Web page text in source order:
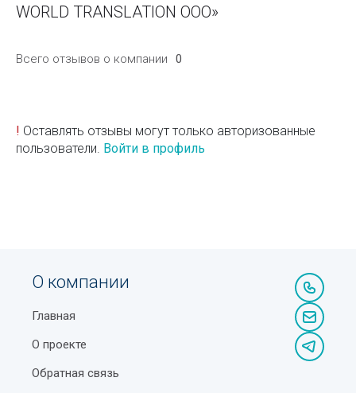
WORLD TRANSLATION ООО»
Всего отзывов о компании 0
! Оставлять отзывы могут только авторизованные
пользователи. Войти в профиль
О компании
Главная
О проекте
Обратная связь